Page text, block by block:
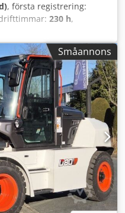
, första registrering:
230 h,
slangskydd LED-lampa
/ 1.100mm utskjuten
extra hydraulik
Amksck CE-certifiering
ingen garanti för
och mellanförsäljning
Småannons